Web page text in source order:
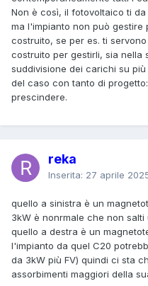
Non è così, il fotovoltaico ti
ma l'impianto non può gestire
costruito, se per es. ti
costruito per gestirli, sia nella
suddivisione dei carichi su
del caso con tanto di
prescindere.
reka
Inserita: 27 aprile
quello a sinistra è un
3kW è nonrmale che non salti
quello a destra è un
l'impianto da quel C20
da 3kW più FV) quindi ci sta
assorbimenti maggiori della